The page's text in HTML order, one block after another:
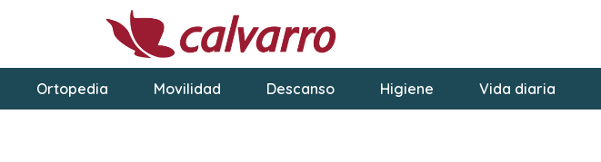
Ortopedia Movilidad Descanso Higiene Vida diaria